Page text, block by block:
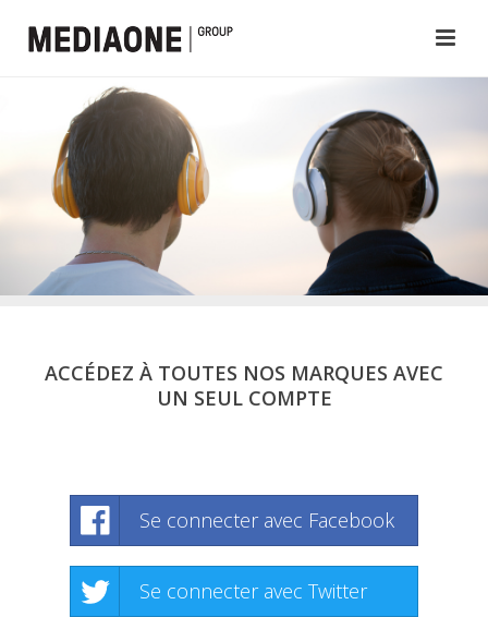
ACCÉDEZ À TOUTES NOS MARQUES AVEC
UN SEUL COMPTE
Se connecter avec Facebook
Se connecter avec Twitter